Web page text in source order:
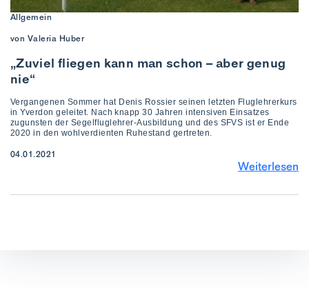
Allgemein
von Valeria Huber
„Zuviel fliegen kann man schon – aber genug
nie“
Vergangenen Sommer hat Denis Rossier seinen letzten Fluglehrerkurs
in Yverdon geleitet. Nach knapp 30 Jahren intensiven Einsatzes
zugunsten der Segelfluglehrer-Ausbildung und des SFVS ist er Ende
2020 in den wohlverdienten Ruhestand gertreten.
04.01.2021
Weiterlesen